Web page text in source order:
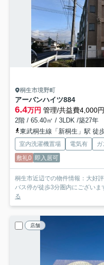
桐生市境野町
アーバンハイツ884
6.4万円 管理/共益費4,000円
2階 / 65.40㎡ / 3LDK /築27年
東武桐生線「新桐生」駅 徒
室内洗濯機置場 電気有 ガ
敷礼0 即入居可
桐生市近辺での物件情報：大好
バス停が徒歩3分圏内にござい
る
店舗